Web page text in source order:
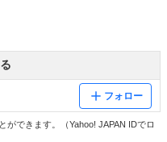
フォロー
できます。（Yahoo! JAPAN IDでロ